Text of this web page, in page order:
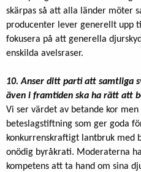
skärpas så att alla länder möter
producenter lever generellt upp
fokusera på att generella
enskilda avelsraser.
10. Anser ditt parti att samtliga
även i framtiden ska ha rätt att
Vi ser värdet av betande kor men
beteslagstiftning som ger goda
konkurrenskraftigt lantbruk med
onödig byråkrati. Moderaterna
kompetens att ta hand om sina